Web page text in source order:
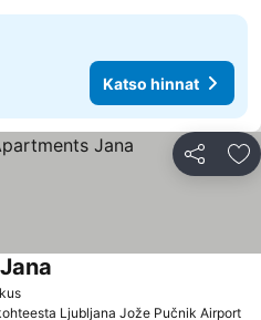
Katso hinnat
Jaa
Katso hinnat
Ljubljana Jože Pučnik Airport